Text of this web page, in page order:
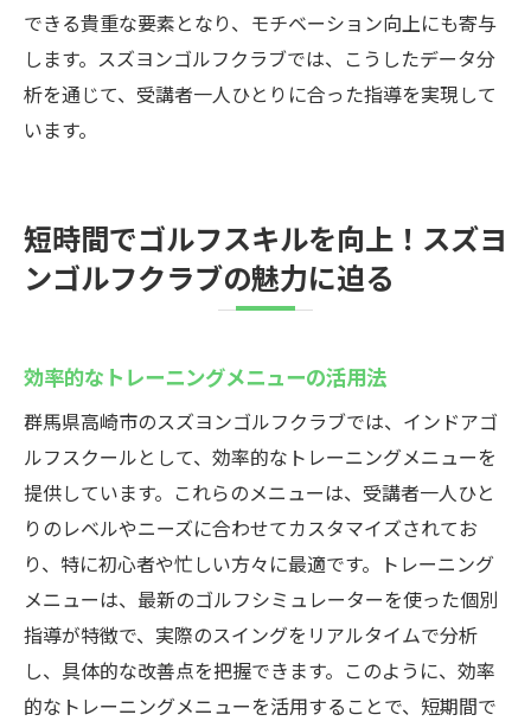
できる貴重な要素となり、モチベーション向上にも寄与
します。スズヨンゴルフクラブでは、こうしたデータ分
析を通じて、受講者一人ひとりに合った指導を実現して
います。
短時間でゴルフスキルを向上！スズヨ
ンゴルフクラブの魅力に迫る
効率的なトレーニングメニューの活用法
群馬県高崎市のスズヨンゴルフクラブでは、インドアゴ
ルフスクールとして、効率的なトレーニングメニューを
提供しています。これらのメニューは、受講者一人ひと
りのレベルやニーズに合わせてカスタマイズされてお
り、特に初心者や忙しい方々に最適です。トレーニング
メニューは、最新のゴルフシミュレーターを使った個別
指導が特徴で、実際のスイングをリアルタイムで分析
し、具体的な改善点を把握できます。このように、効率
的なトレーニングメニューを活用することで、短期間で